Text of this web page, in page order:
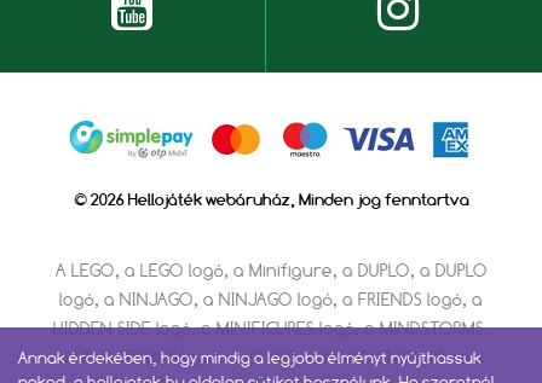
© 2026 Hellojáték webáruház, Minden jog fenntartva
A LEGO, a LEGO logó, a Minifigure, a DUPLO, a DUPLO
logó, a NINJAGO, a NINJAGO logó, a FRIENDS logó, a
HIDDEN SIDE logó, a MINIFIGURES logó, a MINDSTORMS,
a MINDSTORMS logó, a VIDIYO, a NEXO KNIGHTS és a
Annak érdekében, hogy mindig a legjobb élményt nyújthassuk